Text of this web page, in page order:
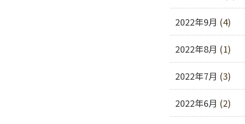
2022年9月 (4)
2022年8月 (1)
2022年7月 (3)
2022年6月 (2)